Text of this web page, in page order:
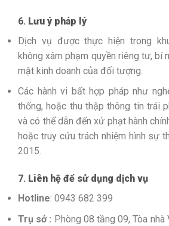
6. Lưu ý pháp lý
Dịch vụ được thực hiện trong
không xâm phạm quyền riêng tư, bí
mật kinh doanh của đối tượng.
Các hành vi bất hợp pháp như
thống, hoặc thu thập thông tin trái
và có thể dẫn đến xử phạt hành
hoặc truy cứu trách nhiệm hình sự
2015.
7. Liên hệ để sử dụng dịch vụ
Hotline: 0943 682 399
Trụ sở : Phòng 08 tầng 09, Tòa nhà